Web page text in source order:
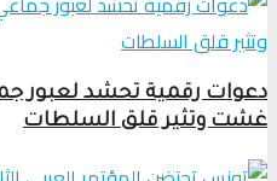
غشت وتثير قلق السلطات